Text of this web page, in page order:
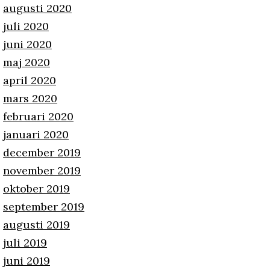
augusti 2020
juli 2020
juni 2020
maj 2020
april 2020
mars 2020
februari 2020
januari 2020
december 2019
november 2019
oktober 2019
september 2019
augusti 2019
juli 2019
juni 2019